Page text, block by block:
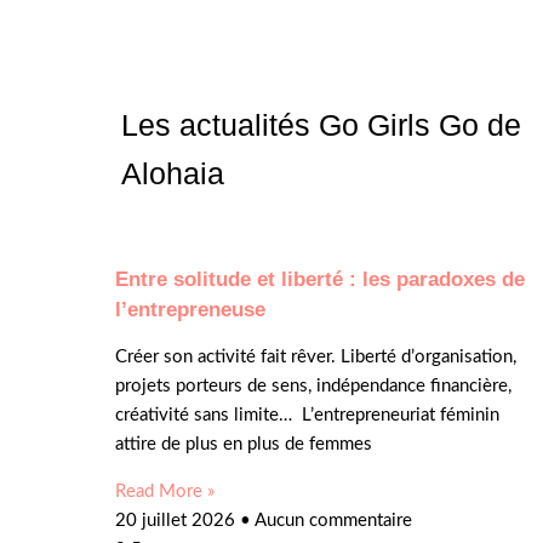
Les actualités Go Girls Go de
Alohaia
Entre solitude et liberté : les paradoxes de
l’entrepreneuse
Créer son activité fait rêver. Liberté d’organisation,
projets porteurs de sens, indépendance financière,
créativité sans limite… L’entrepreneuriat féminin
attire de plus en plus de femmes
Read More »
20 juillet 2026
Aucun commentaire